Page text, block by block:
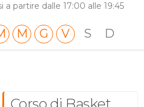
a partire dalle 17:00 alle 19:45
M G V S D